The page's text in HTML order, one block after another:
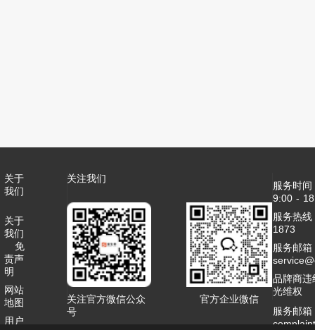
关于
我们
关于
我们
免
责声
明
网站
地图
用户
关注我们
关注官方微信公众
号
官方企业微信
服务时
9:00 -
服务热
1873
服务邮箱
品牌商违
光维权
服务邮箱